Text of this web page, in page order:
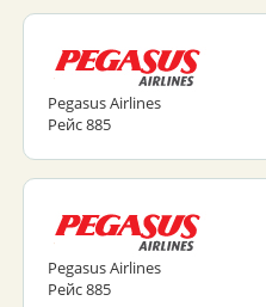
Pegasus Airlines
Рейс 885
Pegasus Airlines
Рейс 885